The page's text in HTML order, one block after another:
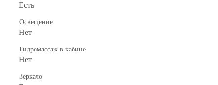
Есть
Освещение
Нет
Гидромассаж в кабине
Нет
Зеркало